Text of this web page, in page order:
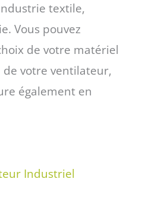
textile,
Vous pouvez
de votre matériel
votre ventilateur,
également en
Industriel